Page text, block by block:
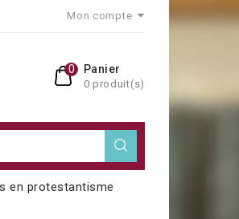
Mon compte
Panier
0 produit(s)
0
en protestantisme